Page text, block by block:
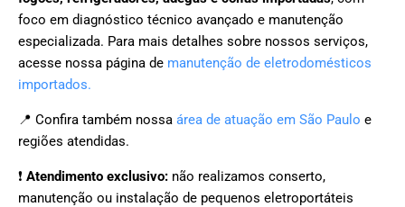
foco em diagnóstico técnico avançado e manutenção
especializada. Para mais detalhes sobre nossos serviços,
acesse nossa página de manutenção de eletrodomésticos
importados.
📍 Confira também nossa área de atuação em São Paulo e
regiões atendidas.
❗ Atendimento exclusivo: não realizamos conserto,
manutenção ou instalação de pequenos eletroportáteis